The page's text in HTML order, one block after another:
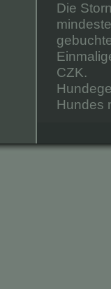
Die
CZK.
Hundes